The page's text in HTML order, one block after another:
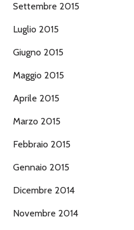
Settembre 2015
Luglio 2015
Giugno 2015
Maggio 2015
Aprile 2015
Marzo 2015
Febbraio 2015
Gennaio 2015
Dicembre 2014
Novembre 2014